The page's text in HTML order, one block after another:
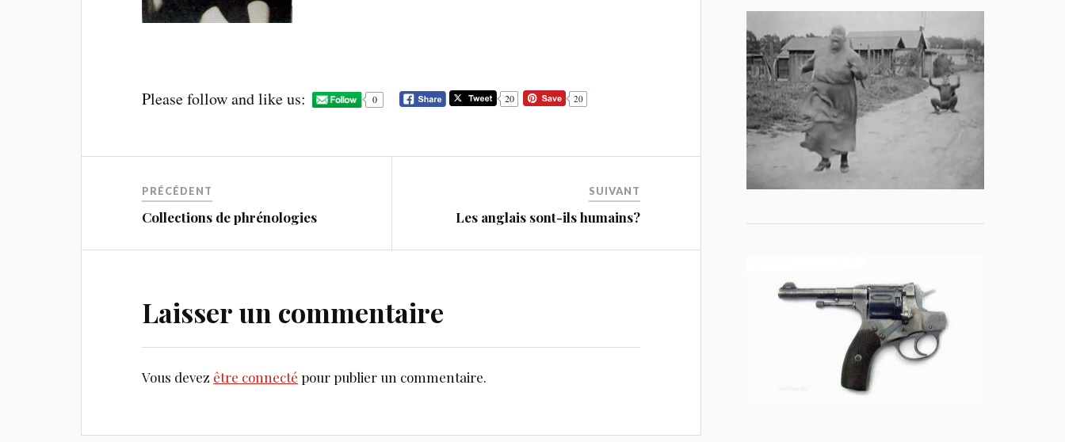
Please follow and like us: 0 20 20
PRÉCÉDENT
Collections de phrénologies
SUIVANT
Les anglais sont-ils humains?
Laisser un commentaire
Vous devez être connecté pour publier un commentaire.